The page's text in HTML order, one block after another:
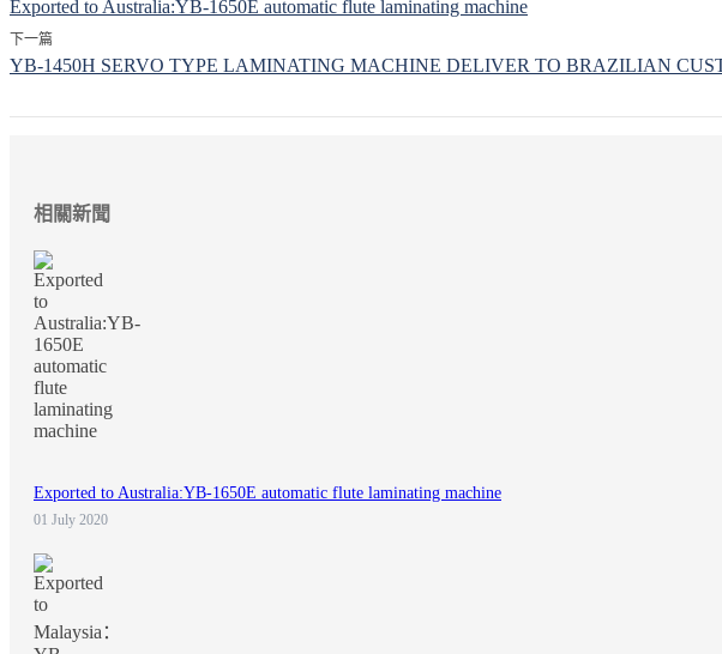
Exported to Australia:YB-1650E automatic flute laminating machine
下一篇
YB-1450H SERVO TYPE LAMINATING MACHINE DELIVER TO BRAZILIAN
相關新聞
Exported to Australia:YB-1650E automatic flute laminating machine
01 July 2020